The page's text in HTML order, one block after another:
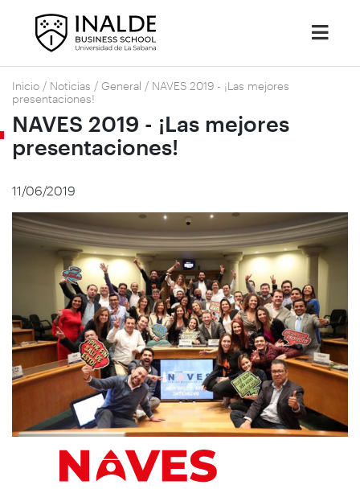
Inicio / Noticias / General / NAVES 2019 - ¡Las mejores
presentaciones!
NAVES 2019 - ¡Las mejores
presentaciones!
11/06/2019